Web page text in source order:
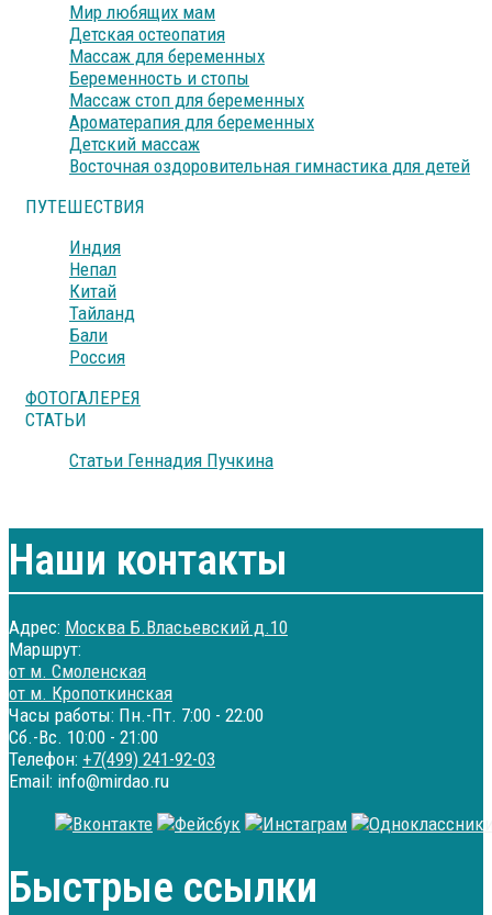
Мир любящих мам
Детская остеопатия
Массаж для беременных
Беременность и стопы
Массаж стоп для беременных
Ароматерапия для беременных
Детский массаж
Восточная оздоровительная гимнастика для детей
ПУТЕШЕСТВИЯ
Индия
Непал
Китай
Тайланд
Бали
Россия
ФОТОГАЛЕРЕЯ
СТАТЬИ
Статьи Геннадия Пучкина
Наши контакты
Адрес: Москва Б.Власьевский д.10
Маршрут:
от м. Смоленская
от м. Кропоткинская
Часы работы: Пн.-Пт. 7:00 - 22:00
Сб.-Вс. 10:00 - 21:00
Телефон: +7(499) 241-92-03
Email: info@mirdao.ru
Быстрые ссылки